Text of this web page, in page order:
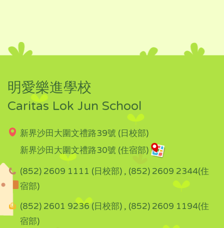
明愛樂進學校
Caritas Lok Jun School
新界沙田大圍文禮路39號 (日校部)
新界沙田大圍文禮路30號 (住宿部)
(852) 2609 1111 (日校部) , (852) 2609 2344(住
宿部)
(852) 2601 9236 (日校部) , (852) 2609 1194(住
宿部)